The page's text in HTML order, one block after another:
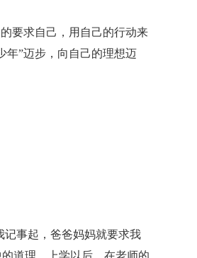
要求自己，用自己的行动来
年”迈步，向自己的理想迈
事起，爸爸妈妈就要求我
道理。上学以后，在老师的